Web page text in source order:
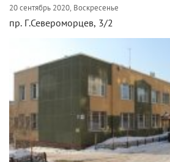
20 сентябрь 2020, Воскресенье
пр. Г.Североморцев, 3/2